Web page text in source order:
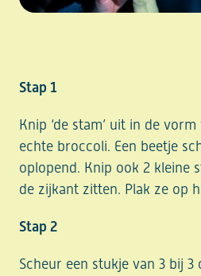
Stap 1
Knip ‘de stam’ uit in de
echte broccoli. Een beetje
oplopend. Knip ook 2 kleine
de zijkant zitten. Plak ze op
Stap 2
Scheur een stukje van 3 bij